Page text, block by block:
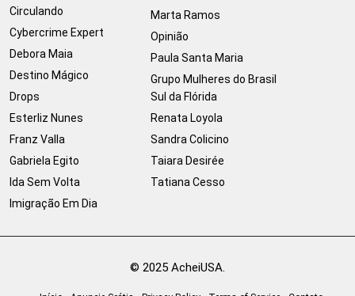
Circulando
Cybercrime Expert
Debora Maia
Destino Mágico
Drops
Esterliz Nunes
Franz Valla
Gabriela Egito
Ida Sem Volta
Imigração Em Dia
Marta Ramos
Opinião
Paula Santa Maria
Grupo Mulheres do Brasil
Sul da Flórida
Renata Loyola
Sandra Colicino
Taiara Desirée
Tatiana Cesso
© 2025 AcheiUSA.